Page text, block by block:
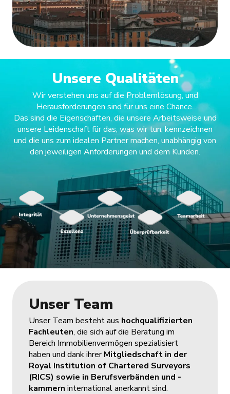
Unsere Qualitäten
Wir verstehen uns auf die Problemlösung, und
Herausforderungen sind für uns eine Chance.
Das sind die Eigenschaften, die unsere Arbeitsweise und
unsere Leidenschaft für das, was wir tun, kennzeichnen
und die uns zum idealen Partner machen, unabhängig von
den jeweiligen Anforderungen und dem Kunden.
Unser Team
Unser Team besteht aus hochqualifizierten
Fachleuten, die sich auf die Beratung im
Bereich Immobilienvermögen spezialisiert
haben und dank ihrerMitgliedschaft in der
Royal Institution of Chartered Surveyors
(RICS) sowie in Berufsverbänden und -
kammern international anerkannt sind.​